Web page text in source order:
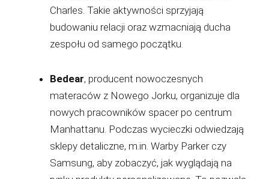
Charles. Takie aktywności sprzyjają
budowaniu relacji oraz wzmacniają ducha
zespołu od samego początku.
Bedear, producent nowoczesnych
materaców z Nowego Jorku, organizuje dla
nowych pracowników spacer po centrum
Manhattanu. Podczas wycieczki odwiedzają
sklepy detaliczne, m.in. Warby Parker czy
Samsung, aby zobaczyć, jak wyglądają na